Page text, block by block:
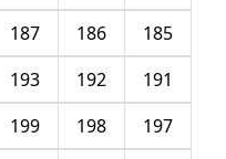
185
186
187
191
192
193
197
198
199